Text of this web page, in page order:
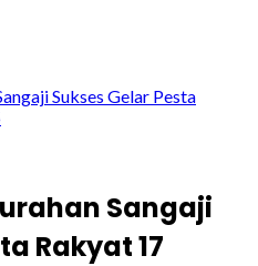
Sukses Gelar Pesta
Sangaji
Rakyat 17